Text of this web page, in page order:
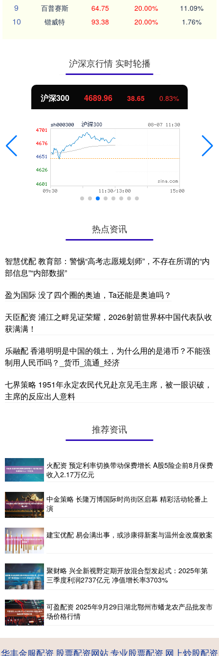
9 百普赛斯 64.75 20.00% 11.09%
10 锴威特 93.38 20.00% 1.76%
沪深京行情 实时轮播
沪深300 4689.96 38.65 0.83%
热点资讯
智慧优配 教育部：警惕“高考志愿规划师”，不存在所谓的“内
部信息”“内部数据”
盈为国际 没了四个圈的奥迪，Ta还能是奥迪吗？
天臣配资 浦江之畔见证荣耀，2026射箭世界杯中国代表队收
获满满！
乐融配 香港明明是中国的领土，为什么用的是港币？不能强
制用人民币吗？_货币_流通_经济
七界策略 1951年永定农民代兄赴京见毛主席，被一眼识破，
主席的反应出人意料
推荐资讯
火配资 预定利率切换带动保费增长 A股5险企前8月保费
收入2.17万亿元
中金策略 长隆万博国际时尚街区启幕 精彩活动轮番上
演​
建宝优配 易会满出事，或涉康得新案与温州金改腐败案
聚财略 兴全新视野定期开放混合型发起式：2025年第
三季度利润2737亿元 净值增长率3703%
可盈配资 2025年9月29日湖北鄂州市蟠龙农产品批发市
场价格行情
华丰金服配资 股票配资网站专业股票配资 网上炒股配资